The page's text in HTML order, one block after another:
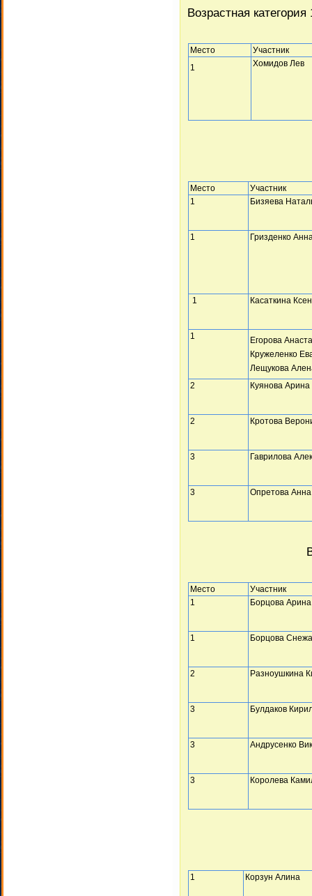
Возрастная
Место
Участник
1
Хомидов Лев
Место
Участник
1
Бизяева
1 Гризденко
1 Касаткина
1
Егорова
Кружеленко
Лещукова
2
Куянова Арина
2 Кротова
3 Гаврилова
3 Опретова Анна
Место
Участник
1
Борцова Арина
1 Борцова
2 Разноушкина
3 Булдаков
3 Андрусенко
3 Королева
1 Корзун Алина